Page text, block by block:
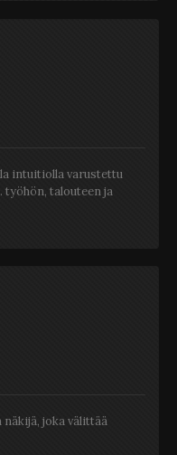
intuitiolla varustettu
työhön, talouteen ja
joka välittää